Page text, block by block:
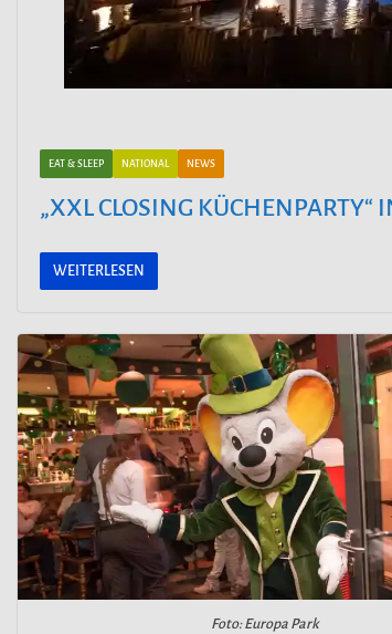
EAT & SLEEP NATIONAL NEWS
„XXL CLOSING KÜCHENPARTY“
WEITERLESEN
Foto: Europa Park